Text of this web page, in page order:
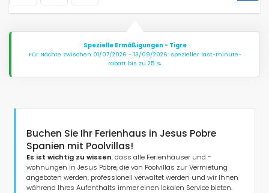
Spezielle Ermäßigungen - Tigre
Für Nächte zwischen 01/07/2026 - 13/09/2026: spezieller last-minute-
rabatt bis zu 25 %.
Buchen Sie Ihr Ferienhaus in Jesus Pobre
Spanien mit Poolvillas!
Es ist wichtig zu wissen, dass alle Ferienhäuser und -
wohnungen in Jesus Pobre, die von Poolvillas zur Vermietung
angeboten werden, professionell verwaltet werden und wir Ihnen
während Ihres Aufenthalts immer einen lokalen Service bieten.